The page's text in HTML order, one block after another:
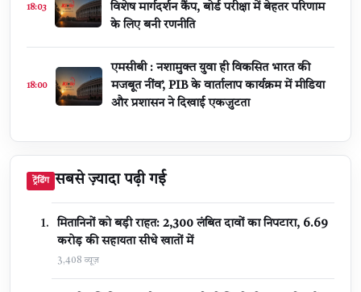
18:03
विशेष मार्गदर्शन कैंप, बोर्ड परीक्षा में बेहतर परिणाम
के लिए बनी रणनीति
18:00
एमसीबी : नशामुक्त युवा ही विकसित भारत की
मजबूत नींव’, PIB के वार्तालाप कार्यक्रम में मीडिया
और प्रशासन ने दिखाई एकजुटता
ट्रेंडिंग सबसे ज़्यादा पढ़ी गई
मितानिनों को बड़ी राहत: 2,300 लंबित दावों का निपटारा, ₹6.69
करोड़ की सहायता सीधे खातों में
3,408 व्यूज़